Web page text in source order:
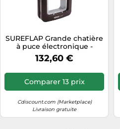
SUREFLAP Grande chatière
à puce électronique -
Marron - 178 mm x 170 mm
(Mémorisation d’un
132,60 €
Comparer 13 prix
Cdiscount.com (Marketplace)
Livraison gratuite